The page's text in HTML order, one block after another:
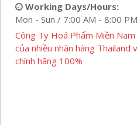
Working Days/Hours:
Mon - Sun / 7:00 AM - 8:00 PM
Công Ty Hoá Phẩm Miền
của nhiều nhãn hàng Thailand
chính hãng 100%